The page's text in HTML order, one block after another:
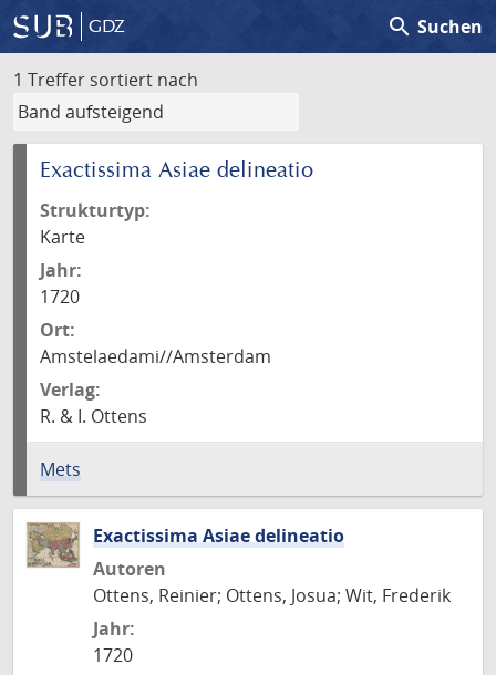
GDZ search Suchen
1 Treffer sortiert nach
Exactissima Asiae delineatio
Strukturtyp:
Karte
Jahr:
1720
Ort:
Amstelaedami//Amsterdam
Verlag:
R. & I. Ottens
Mets
Exactissima Asiae delineatio
Autoren
Ottens, Reinier; Ottens, Josua; Wit, Frederik
Jahr:
1720